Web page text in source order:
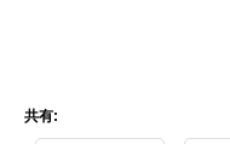
共有: